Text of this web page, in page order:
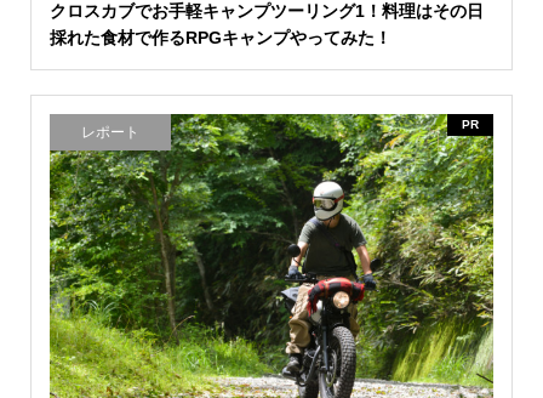
クロスカブでお手軽キャンプツーリング1！料理はその日
採れた食材で作るRPGキャンプやってみた！
レポート PR